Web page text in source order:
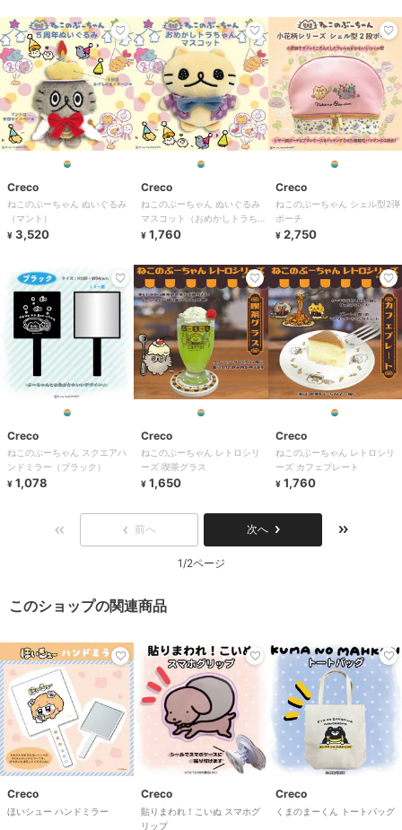
Creco
ねこのぶーちゃん ぬいぐるみ
（マント）
¥ 3,520
Creco
ねこのぶーちゃん ぬいぐるみ
マスコット（おめかしトラちゃ
ん）
¥ 1,760
Creco
ねこのぶーちゃん シェル型2弾
ポーチ
¥ 2,750
Creco
ねこのぶーちゃん スクエアハ
ンドミラー（ブラック）
¥ 1,078
Creco
ねこのぶーちゃん レトロシリ
ーズ 喫茶グラス
¥ 1,650
Creco
ねこのぶーちゃん レトロシリ
ーズ カフェプレート
¥ 1,760
前へ 次へ
1/2ページ
このショップの関連商品
Creco
ほいシュー ハンドミラー
Creco
貼りまわれ！こいぬ スマホグ
リップ
Creco
くまのまーくん トートバッグ